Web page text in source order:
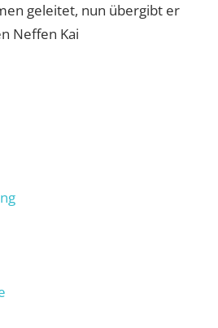
geleitet, nun übergibt er
Neffen Kai